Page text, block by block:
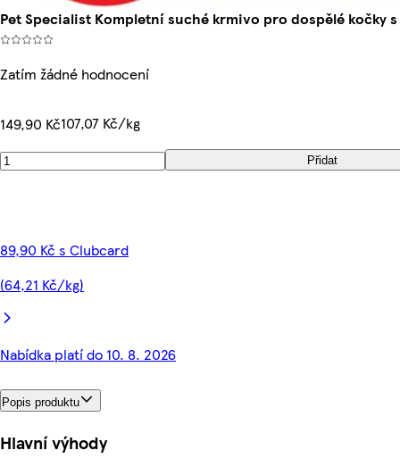
Pet Specialist Kompletní suché krmivo pro dospělé kočky
Zatím žádné hodnocení
149,90 Kč107,07 Kč/kg
Přidat
89,90 Kč s Clubcard
(64,21 Kč/kg)
Nabídka platí do 10. 8. 2026
Popis produktu
Hlavní výhody